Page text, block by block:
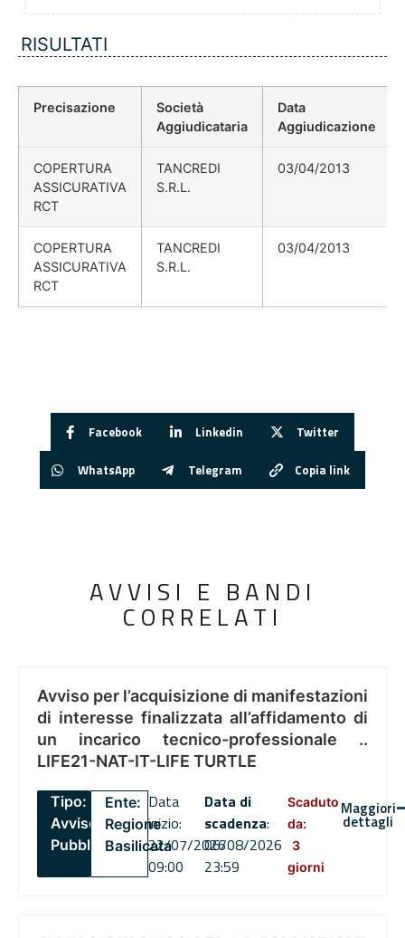
RISULTATI
Precisazione
Società
Aggiudicataria
Data
Aggiudicazione
COPERTURA
ASSICURATIVA
RCT
TANCREDI
S.R.L.
03/04/2013
COPERTURA
ASSICURATIVA
RCT
TANCREDI
S.R.L.
03/04/2013
Facebook Linkedin Twitter
WhatsApp Telegram Copia link
AVVISI E BANDI
CORRELATI
Avviso per l’acquisizione di manifestazioni
di interesse finalizzata all’affidamento di
un incarico tecnico-professionale ..
LIFE21-NAT-IT-LIFE TURTLE
Tipo:
Avviso
Pubblico
Ente:
Regione
Basilicata
Data
inizio:
22/07/2026
09:00
Data di
scadenza:
06/08/2026
23:59
Scaduto
da:
3
giorni
Maggiori
dettagli